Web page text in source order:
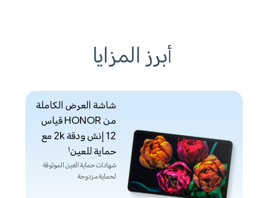
أبرز المزايا
شاشة العرض الكاملة
من HONOR قياس
12 إنش ودقة 2k مع
حماية للعين1
شهادات حماية العين الموثوقة
لحماية مزدوجة